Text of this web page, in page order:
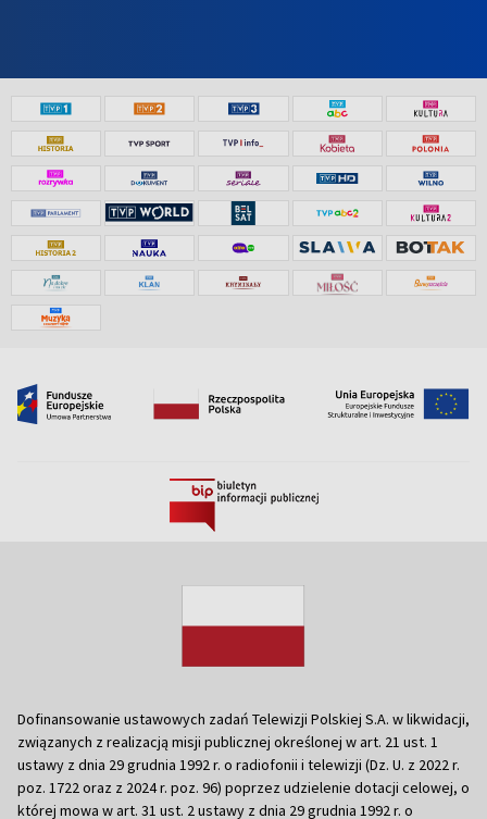
Dofinansowanie ustawowych zadań Telewizji Polskiej S.A. w likwidacji,
związanych z realizacją misji publicznej określonej w art. 21 ust. 1
ustawy z dnia 29 grudnia 1992 r. o radiofonii i telewizji (Dz. U. z 2022 r.
poz. 1722 oraz z 2024 r. poz. 96) poprzez udzielenie dotacji celowej, o
której mowa w art. 31 ust. 2 ustawy z dnia 29 grudnia 1992 r. o